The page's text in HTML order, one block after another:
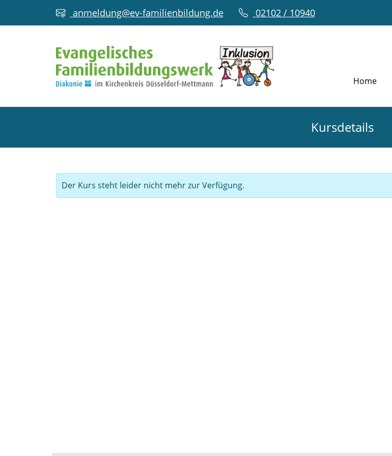
anmeldung@ev-familienbildung.de 02102 / 10940
Home
Kursdetails
Der Kurs steht leider nicht mehr zur Verfügung.